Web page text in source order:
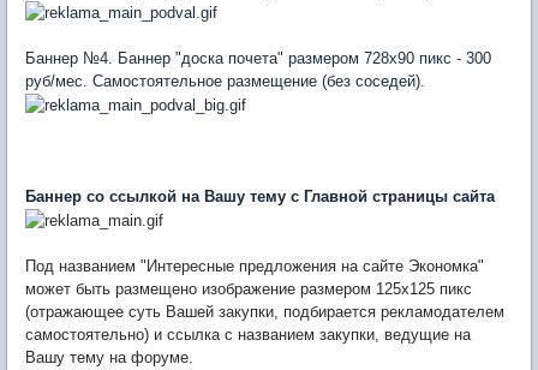
Баннер №4. Баннер "доска почета" размером 728х90 пикс - 300
руб/мес. Самостоятельное размещение (без соседей).
Баннер со ссылкой на Вашу тему с Главной страницы сайта
Под названием "Интересные предложения на сайте Экономка"
может быть размещено изображение размером 125х125 пикс
(отражающее суть Вашей закупки, подбирается рекламодателем
самостоятельно) и ссылка с названием закупки, ведущие на
Вашу тему на форуме.